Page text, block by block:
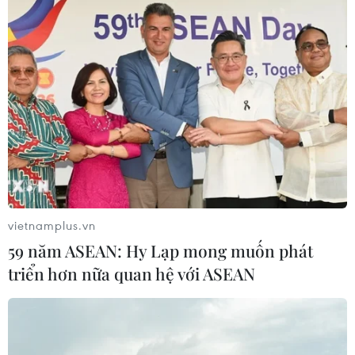
vietnamplus.vn
59 năm ASEAN: Hy Lạp mong muốn phát
triển hơn nữa quan hệ với ASEAN